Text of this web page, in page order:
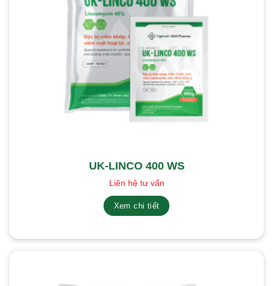
UK-LINCO 400 WS
Liên hệ tư vấn
Xem chi tiết